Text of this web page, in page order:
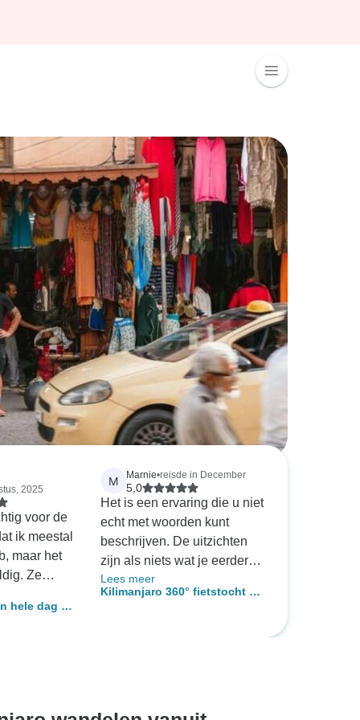
2025
voor de
ik meestal
maar het
Ze
uit en
gevoel.
hele dag in
M Marnie•reisde in December
5,0
Het is een ervaring die u niet
echt met woorden kunt
beschrijven. De uitzichten
zijn als niets wat je eerder
gezien hebt. Omdat ik geluk
heb zag ik op een morgen
Nadat ik er van
Lees meer
Kilimanjaro 360° fietstocht –